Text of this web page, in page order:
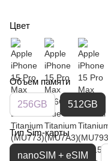
Цвет
Объем памяти
256GB 512GB
Тип Sim-карты
nanoSIM + eSIM